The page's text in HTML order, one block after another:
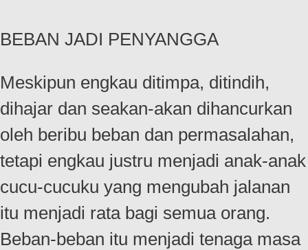
BEBAN JADI PENYANGGA
Meskipun engkau ditimpa, ditindih,
dihajar dan seakan-akan dihancurkan
oleh beribu beban dan permasalahan,
tetapi engkau justru menjadi anak-anak
cucu-cucuku yang mengubah jalanan
itu menjadi rata bagi semua orang.
Beban-beban itu menjadi tenaga masa